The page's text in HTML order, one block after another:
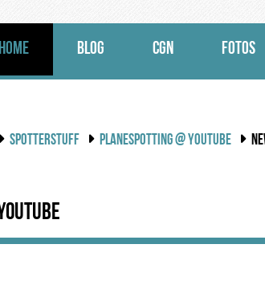
HOME BLOG CGN FOTOS
SPOTTERSTUFF PLANESPOTTING @ YOUTUBE